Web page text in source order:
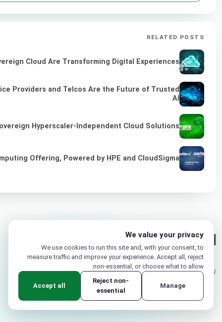
RELATED POSTS
Cloud Are Transforming Digital Experiences
Providers and Telcos Are the Future of Trusted
AI
Hyperscaler-Independent Cloud Solutions
Offering, Powered by HPE and CloudSigma
التعليقات
لا توجد تعليقات بعد. كن أول من يعلق.
اسمك
We value your privacy
We use cookies to run this site and, with your consent, to
measure traffic and improve your experience. Accept all, reject
non-essential, or choose what to allow.
Manage
Reject non-
essential
Accept all